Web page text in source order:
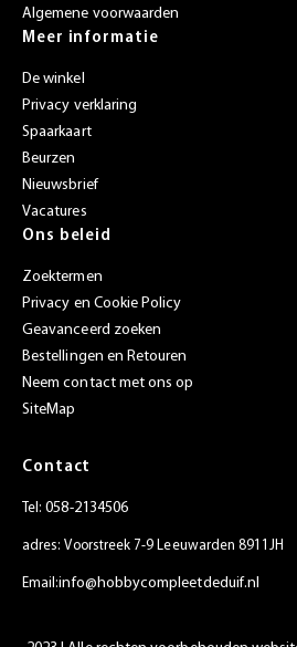
Algemene voorwaarden
Meer informatie
De winkel
Privacy verklaring
Spaarkaart
Beurzen
Nieuwsbrief
Vacatures
Ons beleid
Zoektermen
Privacy en Cookie Policy
Geavanceerd zoeken
Bestellingen en Retouren
Neem contact met ons op
SiteMap
Contact
Tel:058-2134506
adres: Voorstreek 7-9 Leeuwarden 8911JH
Email:info@hobbycompleetdeduif.nl